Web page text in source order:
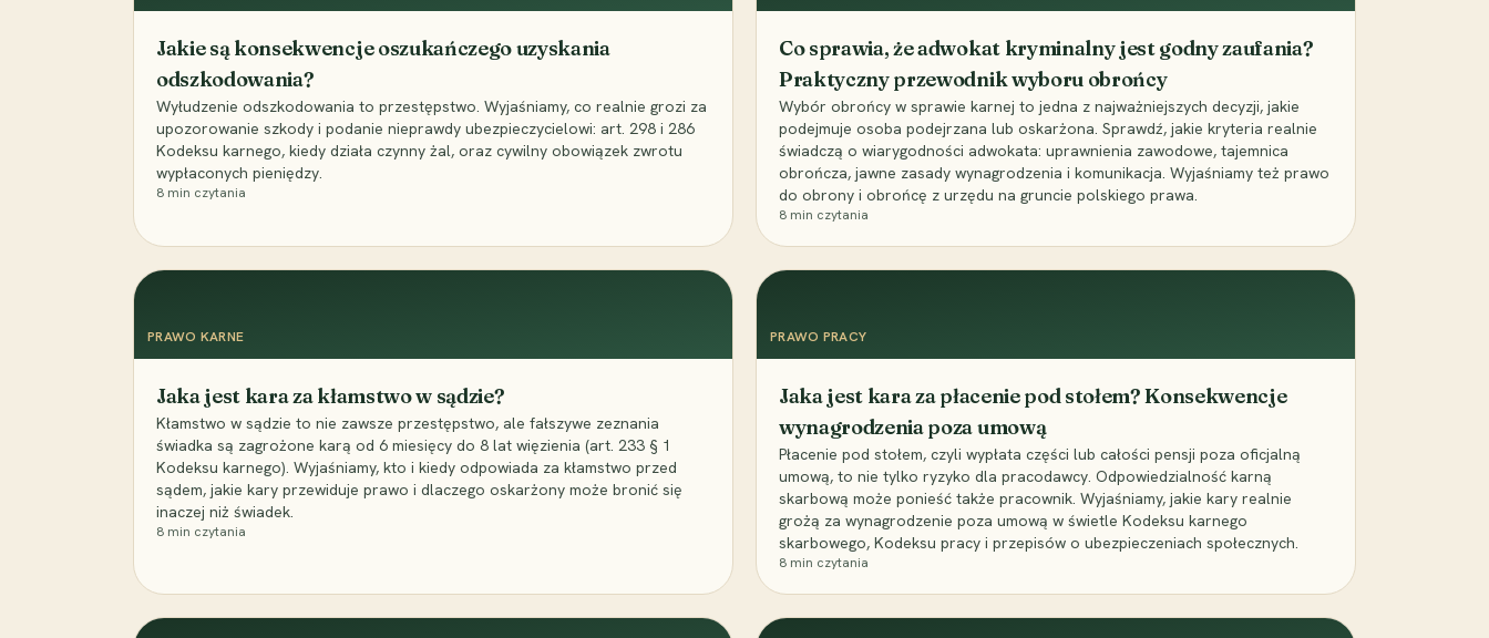
Jakie są konsekwencje oszukańczego uzyskania
odszkodowania?
Wyłudzenie odszkodowania to przestępstwo. Wyjaśniamy, co realnie grozi za
upozorowanie szkody i podanie nieprawdy ubezpieczycielowi: art. 298 i 286
Kodeksu karnego, kiedy działa czynny żal, oraz cywilny obowiązek zwrotu
wypłaconych pieniędzy.
8 min czytania
Co sprawia, że adwokat kryminalny jest godny zaufania?
Praktyczny przewodnik wyboru obrońcy
Wybór obrońcy w sprawie karnej to jedna z najważniejszych decyzji, jakie
podejmuje osoba podejrzana lub oskarżona. Sprawdź, jakie kryteria realnie
świadczą o wiarygodności adwokata: uprawnienia zawodowe, tajemnica
obrończa, jawne zasady wynagrodzenia i komunikacja. Wyjaśniamy też prawo
do obrony i obrońcę z urzędu na gruncie polskiego prawa.
8 min czytania
PRAWO KARNE
Jaka jest kara za kłamstwo w sądzie?
Kłamstwo w sądzie to nie zawsze przestępstwo, ale fałszywe zeznania
świadka są zagrożone karą od 6 miesięcy do 8 lat więzienia (art. 233 § 1
Kodeksu karnego). Wyjaśniamy, kto i kiedy odpowiada za kłamstwo przed
sądem, jakie kary przewiduje prawo i dlaczego oskarżony może bronić się
inaczej niż świadek.
8 min czytania
PRAWO PRACY
Jaka jest kara za płacenie pod stołem? Konsekwencje
wynagrodzenia poza umową
Płacenie pod stołem, czyli wypłata części lub całości pensji poza oficjalną
umową, to nie tylko ryzyko dla pracodawcy. Odpowiedzialność karną
skarbową może ponieść także pracownik. Wyjaśniamy, jakie kary realnie
grożą za wynagrodzenie poza umową w świetle Kodeksu karnego
skarbowego, Kodeksu pracy i przepisów o ubezpieczeniach społecznych.
8 min czytania